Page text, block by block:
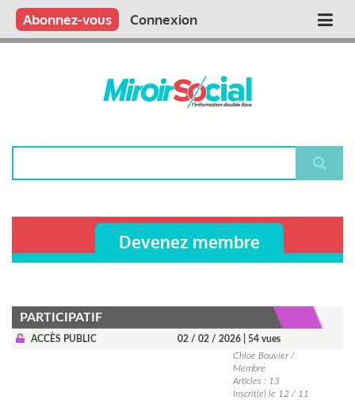
Aller
contenu
Main
Qui sommes nous ?
Vous publiez
Nous publions
Contactez-nous
Abonnez-vous Connexion
Devenez membre
PARTICIPATIF
ACCÈS PUBLIC 02 / 02 / 2026
| 54 vues
Chloé Bouvier /
Membre
Articles : 13
Inscrit(e) le 12 / 11